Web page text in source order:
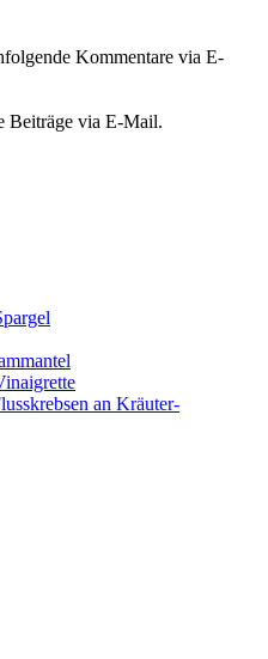
Kommentare via E-
Beiträge via E-Mail.
an Kräuter-